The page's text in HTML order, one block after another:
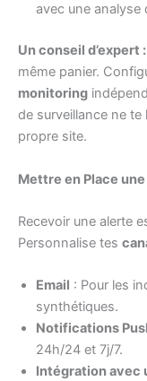
avec une analyse
Un conseil d’expert :
même panier.
monitoring
de surveillance ne
propre site.
Mettre en Place
Recevoir une alerte
Personnalise tes
Email : Pour les
synthétiques.
Notifications
24h/24 et 7j/7.
Intégration avec